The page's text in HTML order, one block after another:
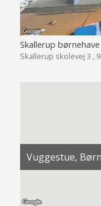
Skallerup børnehave
Skallerup skolevej 3 ,
Vuggestue,